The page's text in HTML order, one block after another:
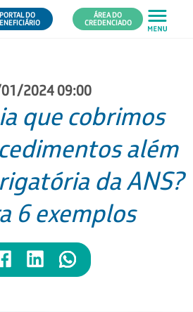
PORTAL DO
ÁREA DO
CREDENCIADO
2024 09:00
que cobrimos
além
da ANS?
6 exemplos